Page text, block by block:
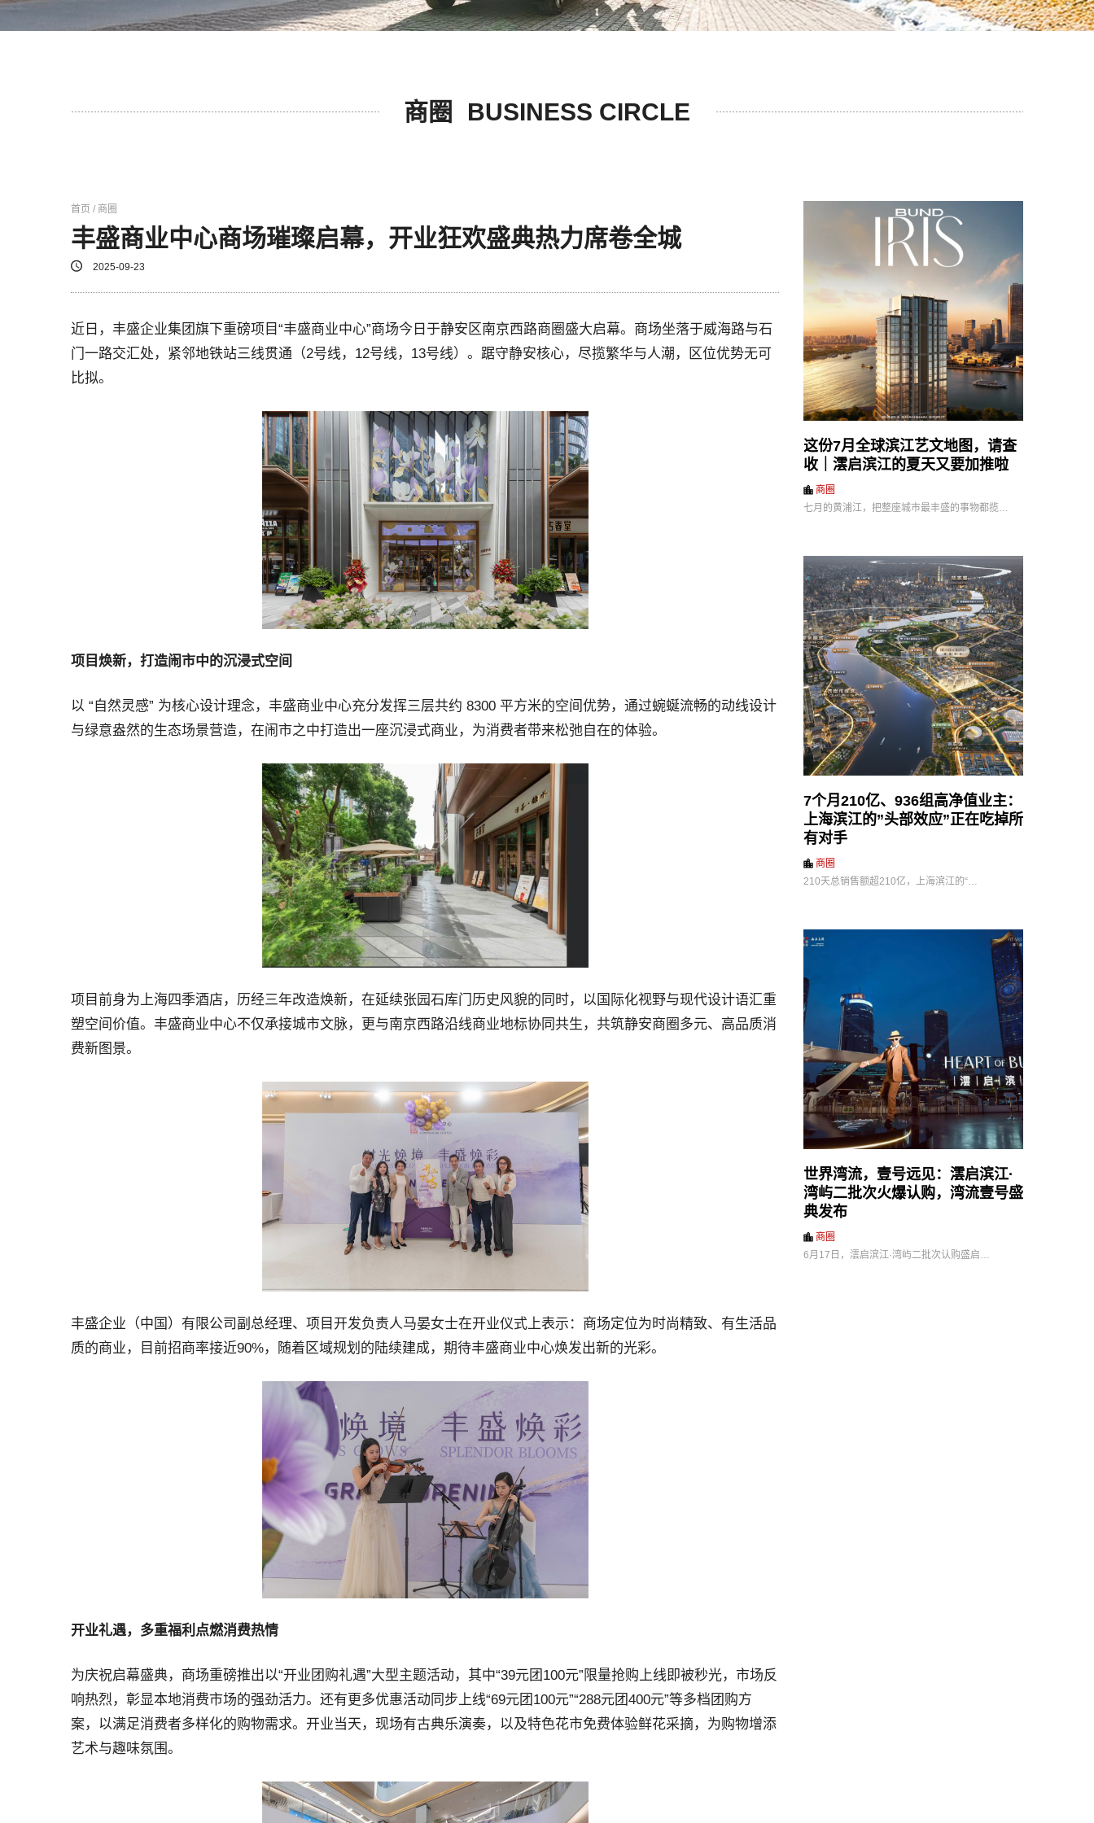
商圈 BUSINESS CIRCLE
首页 / 商圈
丰盛商业中心商场璀璨启幕，开业狂欢盛典热力席卷全城
2025-09-23
近日，丰盛企业集团旗下重磅项目“丰盛商业中心”商场今日于静安区南京西路商圈盛大启幕。商场坐落于威海路与石
门一路交汇处，紧邻地铁站三线贯通（2号线，12号线，13号线）。踞守静安核心，尽揽繁华与人潮，区位优势无可
比拟。
项目焕新， 打造闹市中的沉浸式空间
以 “自然灵感” 为核心设计理念，丰盛商业中心充分发挥三层共约 8300 平方米的空间优势，通过蜿蜒流畅的动线设计
与绿意盎然的生态场景营造，在闹市之中打造出一座沉浸式商业，为消费者带来松弛自在的体验。
项目前身为上海四季酒店，历经三年改造焕新，在延续张园石库门历史风貌的同时，以国际化视野与现代设计语汇重
塑空间价值。丰盛商业中心不仅承接城市文脉，更与南京西路沿线商业地标协同共生，共筑静安商圈多元、高品质消
费新图景。
丰盛企业（中国）有限公司副总经理、项目开发负责人马晏女士在开业仪式上表示：商场定位为时尚精致、有生活品
质的商业，目前招商率接近90%，随着区域规划的陆续建成，期待丰盛商业中心焕发出新的光彩。
开业礼遇， 多重福利点燃消费热情
为庆祝启幕盛典，商场重磅推出以“开业团购礼遇”大型主题活动，其中“39元团100元”限量抢购上线即被秒光，市场反
响热烈，彰显本地消费市场的强劲活力。还有更多优惠活动同步上线“69元团100元”“288元团400元”等多档团购方
案，以满足消费者多样化的购物需求。开业当天，现场有古典乐演奏，以及特色花市免费体验鲜花采摘，为购物增添
艺术与趣味氛围。
这份7月全球滨江艺文地图，请查
收｜澐启滨江的夏天又要加推啦
商圈
七月的黄浦江，把整座城市最丰盛的事物都揽…
7个月210亿、936组高净值业主：
上海滨江的”头部效应”正在吃掉所
有对手
商圈
210天总销售额超210亿，上海滨江的“…
世界湾流，壹号远见：澐启滨江·
湾屿二批次火爆认购，湾流壹号盛
典发布
商圈
6月17日，澐启滨江·湾屿二批次认购盛启…